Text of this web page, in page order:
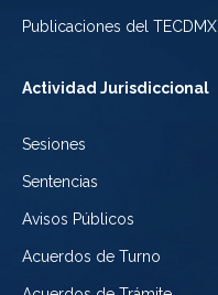
Publicaciones del TECDMX
Actividad Jurisdiccional
Sesiones
Sentencias
Avisos Públicos
Acuerdos de Turno